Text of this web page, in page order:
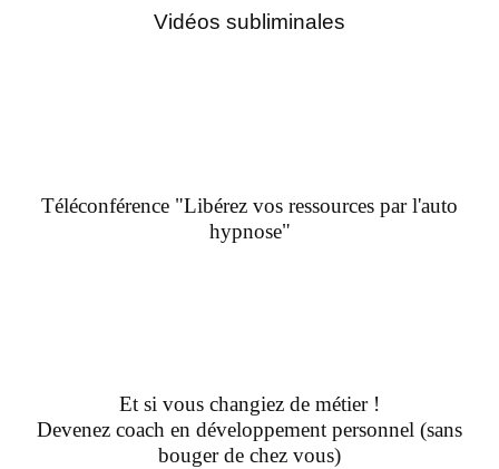
Vidéos subliminales
Téléconférence "Libérez vos ressources par l'auto
hypnose"
Et si vous changiez de métier !
Devenez coach en développement personnel (sans
bouger de chez vous)